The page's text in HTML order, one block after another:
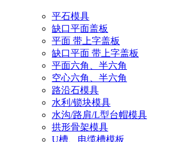
平石模具
缺口平面盖板
平面 带上字盖板
缺口平面 带上字盖板
平面六角、半六角
空心六角、半六角
路沿石模具
水利/锁块模具
水沟/路肩/L型台帽模具
拱形骨架模具
U槽、电缆槽模板